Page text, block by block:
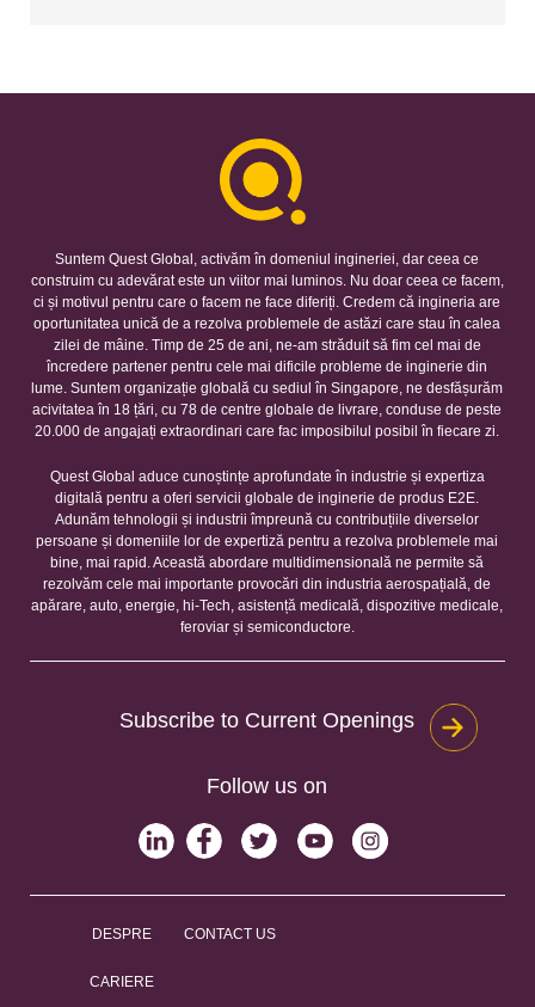
Suntem Quest Global, activăm în domeniul ingineriei, dar ceea ce
construim cu adevărat este un viitor mai luminos. Nu doar ceea ce facem,
ci și motivul pentru care o facem ne face diferiți. Credem că ingineria are
oportunitatea unică de a rezolva problemele de astăzi care stau în calea
zilei de mâine. Timp de 25 de ani, ne-am străduit să fim cel mai de
încredere partener pentru cele mai dificile probleme de inginerie din
lume. Suntem organizație globală cu sediul în Singapore, ne desfășurăm
acivitatea în 18 țări, cu 78 de centre globale de livrare, conduse de peste
20.000 de angajați extraordinari care fac imposibilul posibil în fiecare zi.
Quest Global aduce cunoștințe aprofundate în industrie și expertiza
digitală pentru a oferi servicii globale de inginerie de produs E2E.
Adunăm tehnologii și industrii împreună cu contribuțiile diverselor
persoane și domeniile lor de expertiză pentru a rezolva problemele mai
bine, mai rapid. Această abordare multidimensională ne permite să
rezolvăm cele mai importante provocări din industria aerospațială, de
apărare, auto, energie, hi-Tech, asistență medicală, dispozitive medicale,
feroviar și semiconductore.
Subscribe to Current Openings
Follow us on
DESPRE CONTACT US
CARIERE